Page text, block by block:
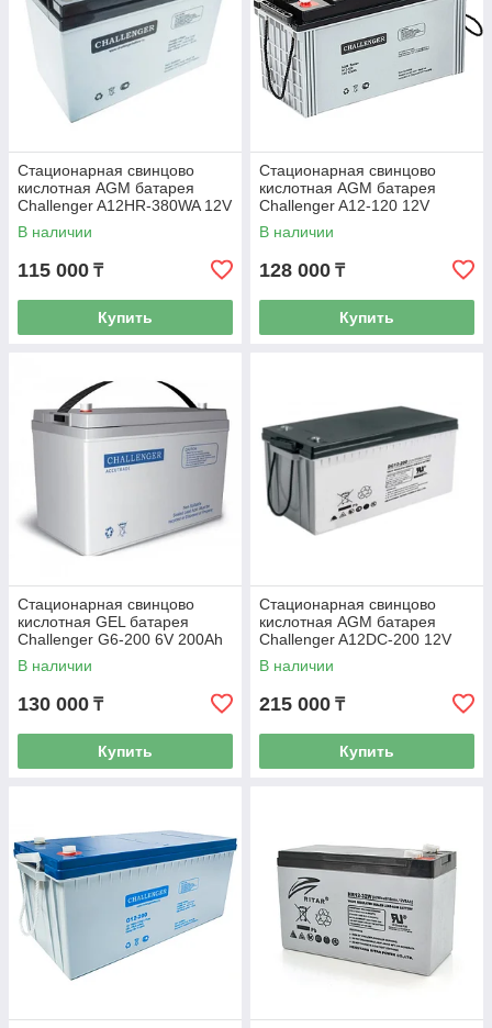
Стационарная свинцово
кислотная AGM батарея
Challenger A12HR-380WA 12V
100Ah
В наличии
115 000 ₸
Купить
Стационарная свинцово
кислотная AGM батарея
Challenger A12-120 12V
120Ah
В наличии
128 000 ₸
Купить
Стационарная свинцово
кислотная GEL батарея
Challenger G6-200 6V 200Ah
В наличии
130 000 ₸
Купить
Стационарная свинцово
кислотная AGM батарея
Challenger A12DC-200 12V
200Ah
В наличии
215 000 ₸
Купить